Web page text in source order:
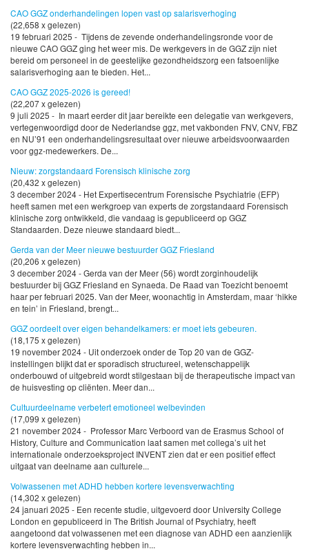
CAO GGZ onderhandelingen lopen vast op salarisverhoging
(22,658 x gelezen)
19 februari 2025 - Tijdens de zevende onderhandelingsronde voor de
nieuwe CAO GGZ ging het weer mis. De werkgevers in de GGZ zijn niet
bereid om personeel in de geestelijke gezondheidszorg een fatsoenlijke
salarisverhoging aan te bieden. Het...
CAO GGZ 2025-2026 is gereed!
(22,207 x gelezen)
9 juli 2025 - In maart eerder dit jaar bereikte een delegatie van werkgevers,
vertegenwoordigd door de Nederlandse ggz, met vakbonden FNV, CNV, FBZ
en NU’91 een onderhandelingsresultaat over nieuwe arbeidsvoorwaarden
voor ggz-medewerkers. De...
Nieuw: zorgstandaard Forensisch klinische zorg
(20,432 x gelezen)
3 december 2024 - Het Expertisecentrum Forensische Psychiatrie (EFP)
heeft samen met een werkgroep van experts de zorgstandaard Forensisch
klinische zorg ontwikkeld, die vandaag is gepubliceerd op GGZ
Standaarden. Deze nieuwe standaard biedt...
Gerda van der Meer nieuwe bestuurder GGZ Friesland
(20,206 x gelezen)
3 december 2024 - Gerda van der Meer (56) wordt zorginhoudelijk
bestuurder bij GGZ Friesland en Synaeda. De Raad van Toezicht benoemt
haar per februari 2025. Van der Meer, woonachtig in Amsterdam, maar ‘hikke
en tein’ in Friesland, brengt...
GGZ oordeelt over eigen behandelkamers: er moet iets gebeuren.
(18,175 x gelezen)
19 november 2024 - Uit onderzoek onder de Top 20 van de GGZ-
instellingen blijkt dat er sporadisch structureel, wetenschappelijk
onderbouwd of uitgebreid wordt stilgestaan bij de therapeutische impact van
de huisvesting op cliënten. Meer dan...
Cultuurdeelname verbetert emotioneel welbevinden
(17,099 x gelezen)
21 november 2024 - Professor Marc Verboord van de Erasmus School of
History, Culture and Communication laat samen met collega’s uit het
internationale onderzoeksproject INVENT zien dat er een positief effect
uitgaat van deelname aan culturele...
Volwassenen met ADHD hebben kortere levensverwachting
(14,302 x gelezen)
24 januari 2025 - Een recente studie, uitgevoerd door University College
London en gepubliceerd in The British Journal of Psychiatry, heeft
aangetoond dat volwassenen met een diagnose van ADHD een aanzienlijk
kortere levensverwachting hebben in...